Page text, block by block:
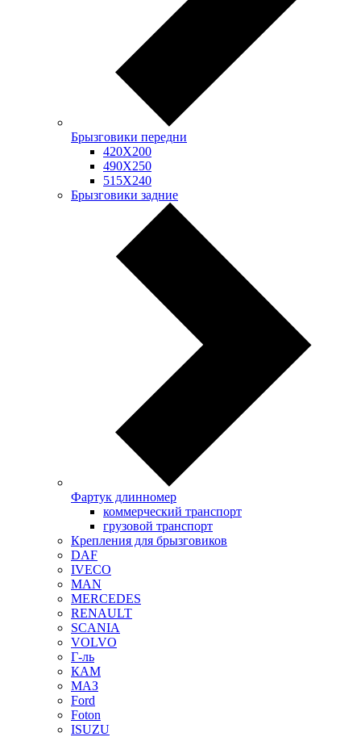
Брызговики передни
420Х200
490Х250
515Х240
Брызговики задние
Фартук длинномер
коммерческий транспорт
грузовой транспорт
Крепления для брызговиков
DAF
IVECO
MAN
MERCEDES
RENAULT
SCANIA
VOLVO
Г-ль
КАМ
МАЗ
Ford
Foton
ISUZU